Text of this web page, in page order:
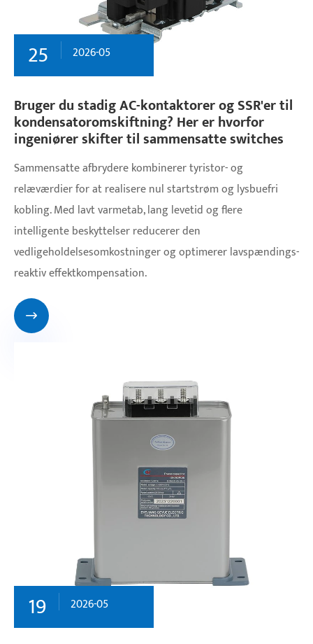
25 2026-05
Bruger du stadig AC-kontaktorer og SSR'er til
kondensatoromskiftning? Her er hvorfor
ingeniører skifter til sammensatte switches
Sammensatte afbrydere kombinerer tyristor- og
relæværdier for at realisere nul startstrøm og lysbuefri
kobling. Med lavt varmetab, lang levetid og flere
intelligente beskyttelser reducerer den
vedligeholdelsesomkostninger og optimerer lavspændings-
reaktiv effektkompensation.

19 2026-05